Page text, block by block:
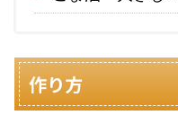
作り方